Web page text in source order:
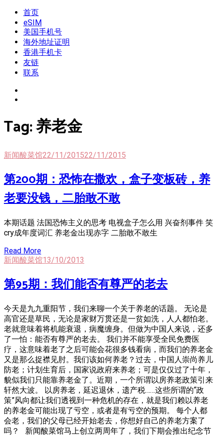
Skip
content
我是王掌柜
新闻酸菜馆|极客电台|自媒体联盟
首页
eSIM
美国手机号
海外地址证明
香港手机卡
友链
联系
Tag:养老金
新闻酸菜馆22/11/201522/11/2015
第200期：恐怖在撒欢，盒子变板砖，养
老要没钱，二胎敢不敢
本期话题 法国恐怖主义的思考 电视盒子怎么用 兴奋剂事件 笑
cry成年度词汇 养老金出现赤字 二胎敢不敢生
Read More
新闻酸菜馆13/10/2013
第95期：我们能否有尊严的老去
今天是九九重阳节，我们来聊一个关于养老的话题。 无论是
高官还是草民，无论是家财万贯还是一贫如洗，人人都怕老。
老就意味着将机能衰退，病魔缠身。但做为中国人来说，还多
了一怕：能否有尊严的老去。 我们并不能享受全民免费医
疗，这意味着老了之后可能会花很多钱看病，而我们的养老金
又是那么捉襟见肘。我们该如何养老？过去，中国人崇尚养儿
防老；计划生育后，国家说政府来养老；可是仅仅过了十年，
貌似我们只能靠养老金了。近期，一个所谓以房养老政策引来
轩然大波。 以房养老，延迟退休，遗产税……这些所谓的“政
策”风向都让我们透视到一种危机的存在，就是我们赖以养老
的养老金可能出现了亏空，或者是有亏空的预期。 每个人都
会老，我们的父母已经开始老去，你想好自己的养老方案了
吗？ 新闻酸菜馆马上创立两周年了，我们下期会推出纪念节